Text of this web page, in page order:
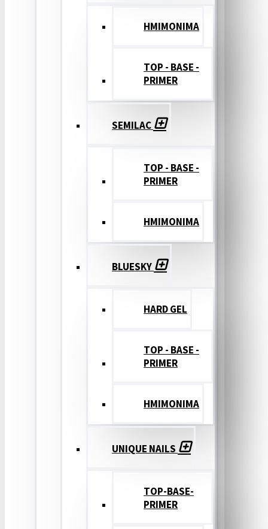
HMIMONIMA
TOP - BASE -
PRIMER
SEMILAC
TOP - BASE -
PRIMER
ΗΜΙΜΟΝΙΜΑ
BLUESKY
HARD GEL
TOP - BASE -
PRIMER
ΗΜΙΜΟΝΙΜΑ
UNIQUE NAILS
TOP-BASE-
PRIMER